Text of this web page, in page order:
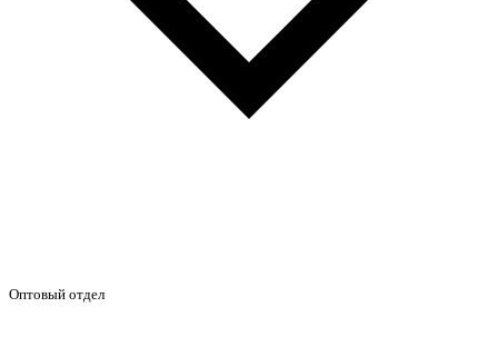
Оптовый отдел